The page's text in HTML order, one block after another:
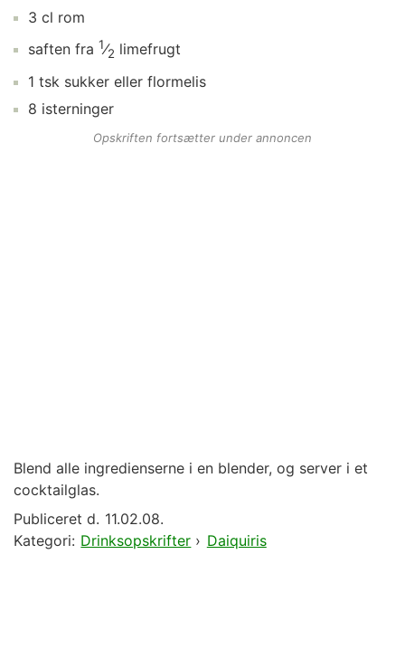
3 cl rom
saften fra 1⁄2 limefrugt
1 tsk sukker eller flormelis
8 isterninger
Opskriften fortsætter under annoncen
Blend alle ingredienserne i en blender, og server i et
cocktailglas.
Publiceret d. 11.02.08.
Kategori: Drinksopskrifter › Daiquiris